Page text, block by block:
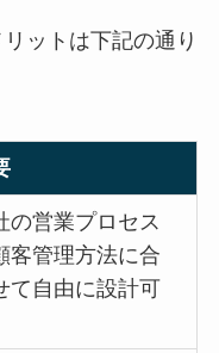
ットは下記の通り
の営業プロセス
客管理方法に合
て自由に設計可